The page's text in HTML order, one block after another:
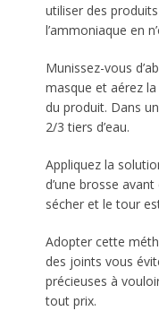
utiliser des
l’ammoniaque en
Munissez-vous
masque et aérez
du produit. Dans
2/3 tiers d’eau.
Appliquez la
d’une brosse
sécher et le tour
Adopter cette
des joints vous
précieuses à
tout prix.